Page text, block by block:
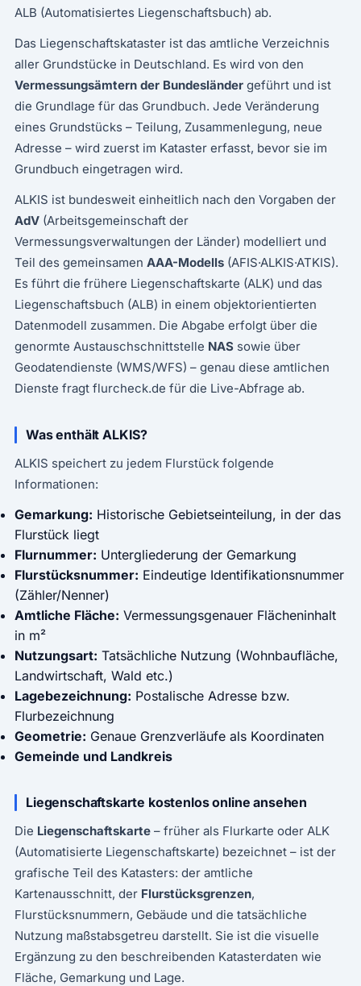
ALB (Automatisiertes Liegenschaftsbuch) ab.
Das Liegenschaftskataster ist das amtliche Verzeichnis
aller Grundstücke in Deutschland. Es wird von den
Vermessungsämtern der Bundesländer geführt und ist
die Grundlage für das Grundbuch. Jede Veränderung
eines Grundstücks – Teilung, Zusammenlegung, neue
Adresse – wird zuerst im Kataster erfasst, bevor sie im
Grundbuch eingetragen wird.
ALKIS ist bundesweit einheitlich nach den Vorgaben der
AdV (Arbeitsgemeinschaft der
Vermessungsverwaltungen der Länder) modelliert und
Teil des gemeinsamen AAA-Modells (AFIS·ALKIS·ATKIS).
Es führt die frühere Liegenschaftskarte (ALK) und das
Liegenschaftsbuch (ALB) in einem objektorientierten
Datenmodell zusammen. Die Abgabe erfolgt über die
genormte Austauschschnittstelle NAS sowie über
Geodatendienste (WMS/WFS) – genau diese amtlichen
Dienste fragt flurcheck.de für die Live-Abfrage ab.
Was enthält ALKIS?
ALKIS speichert zu jedem Flurstück folgende
Informationen:
Gemarkung: Historische Gebietseinteilung, in der das
Flurstück liegt
Flurnummer: Untergliederung der Gemarkung
Flurstücksnummer: Eindeutige Identifikationsnummer
(Zähler/Nenner)
Amtliche Fläche: Vermessungsgenauer Flächeninhalt
in m²
Nutzungsart: Tatsächliche Nutzung (Wohnbaufläche,
Landwirtschaft, Wald etc.)
Lagebezeichnung: Postalische Adresse bzw.
Flurbezeichnung
Geometrie: Genaue Grenzverläufe als Koordinaten
Gemeinde und Landkreis
Liegenschaftskarte kostenlos online ansehen
Die Liegenschaftskarte – früher als Flurkarte oder ALK
(Automatisierte Liegenschaftskarte) bezeichnet – ist der
grafische Teil des Katasters: der amtliche
Kartenausschnitt, der Flurstücksgrenzen,
Flurstücksnummern, Gebäude und die tatsächliche
Nutzung maßstabsgetreu darstellt. Sie ist die visuelle
Ergänzung zu den beschreibenden Katasterdaten wie
Fläche, Gemarkung und Lage.